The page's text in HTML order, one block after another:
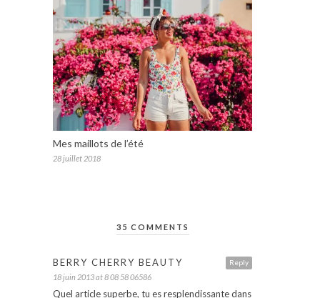
Mes maillots de l’été
28 juillet 2018
35 COMMENTS
Reply
BERRY CHERRY BEAUTY
18 juin 2013 at 8 08 58 06586
Quel article superbe, tu es resplendissante dans